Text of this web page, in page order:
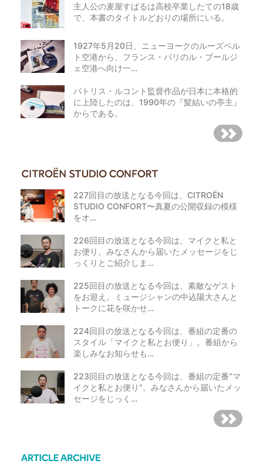
主人公の麦屋すばるは高校卒業したての18歳
で、本書のタイトルどおりの場所にいる。
1927年5月20日、ニューヨークのルーズベル
ト空港から、フランス・パリのル・ブールジ
ェ空港へ向け一…
パトリス・ルコント監督作品が日本に本格的
に上陸したのは、1990年の『髪結いの亭主』
からである。
227回目の放送となる今回は、CITROËN
STUDIO CONFORT〜真夏の公開収録の模様
をオ…
226回目の放送となる今回は、マイクと私と
お便り。みなさんから届いたメッセージをじ
っくりとご紹介しま…
225回目の放送となる今回は、素敵なゲスト
をお迎え。ミュージシャンの中込陽大さんと
トークに花を咲かせ…
224回目の放送となる今回は、番組の定番の
スタイル「マイクと私とお便り」。番組から
楽しみなお知らせも…
223回目の放送となる今回は、番組の定番“マ
イクと私とお便り”。みなさんから届いたメッ
セージをじっく…